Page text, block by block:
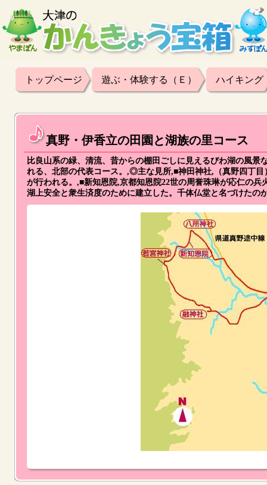
トップページ 遊ぶ・体験する（Ｅ） ハイキング
真野・伊香立の田園と湖族の里コース
比良山系の緑、清流、昔からの棚田ごしに見えるびわ湖の風
れる、北部の代表コース。,◎主な見所,■神田神社,（真野四丁
が行われる。,■新知恩院,京都知恩院22世の周誉珠琳が応仁の
湖上安全と衆生済度のために建立した。千体仏堂と名づけたの